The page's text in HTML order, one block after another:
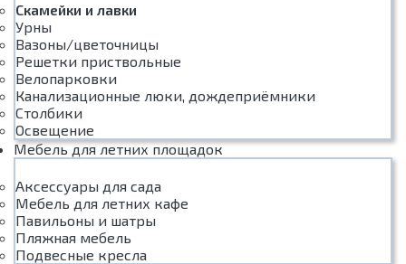
Скамейки и лавки
Урны
Вазоны/цветочницы
Решетки приствольные
Велопарковки
Канализационные люки, дождеприёмники
Столбики
Освещение
Мебель для летних площадок
Аксессуары для сада
Мебель для летних кафе
Павильоны и шатры
Пляжная мебель
Подвесные кресла